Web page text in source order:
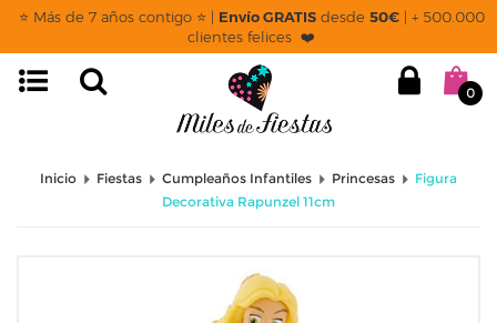
⭐ Más de 7 años contigo ⭐ | Envío GRATISdesde 50€| + 500.000
clientes felices ❤️
0
Inicio Fiestas Cumpleaños Infantiles Princesas
Figura
Decorativa Rapunzel 11cm